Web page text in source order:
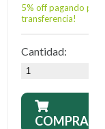
5% off pagando por
transferencia!
Cantidad:
COMPRAR